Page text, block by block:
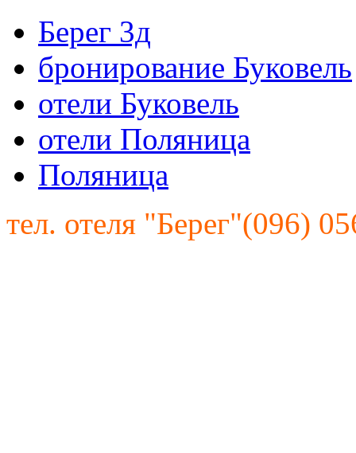
Берег 3д
бронирование Буковель
отели Буковель
отели Поляница
Поляница
тел. отеля "Берег"(096)